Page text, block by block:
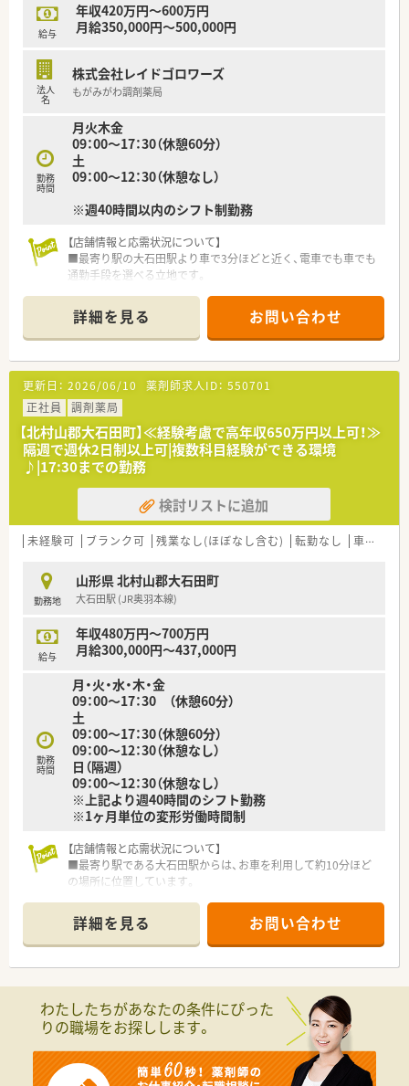
給与
年収420万円～600万円
月給350,000円～500,000円
法人
名
株式会社レイドゴロワーズ
もがみがわ調剤薬局
勤務
時間
月火木金
09：00～17：30（休憩60分）
土
09：00～12：30（休憩なし）
※週40時間以内のシフト制勤務
【店舗情報と応需状況について】
■最寄り駅の大石田駅より車で3分ほどと近く、電車でも車でも
通勤手段を選べる立地です。
度を応需しております。
■現在は常勤薬剤師が1名体制で勤務しており、欠員補充のため
新たな仲間を急募しています。
【募集背景と求める人物像について】 ■欠員に伴う緊急募集のた
め、年齢や性別、経験を問わず意欲のある方を幅広く歓迎しま
す。
■患者様との会話を大切にし、地域支援体制加算などの要件を理
解し実践できる方を求めています。
■互いに助け合う精神を持ち、円滑なコミュニケーションでチー
ムワーク良く働ける方が向いています。
【法人特徴について】
■山形県内に11店舗を展開しており、クリニック門前を中心に
安定した経営を続けています。
護相談にも積極的に注力しています。
■温厚で優しいスタッフが多く在籍しており、人間関係が良好で
非常に馴染みやすい環境です。
【求人情報について】
■正社員としての採用で、経験等をしっかりと考慮し年収420万
■水曜日と日曜日が固定の休みとなる完全週休2日制で、プライ
ベートの時間も確保できます。
■年間休日は120日以上確保されており、ワークライフバランス
を重視する方に最適な環境です。
詳細を見る お問い合わせ
更新日： 2026/06/10 薬剤師求人ID： 550701
正社員
調剤薬局
【北村山郡大石田町】≪経験考慮で高年収650万円以上可！≫
隔週で週休2日制以上可|複数科目経験ができる環境
♪|17:30までの勤務
検討リストに追加
未経験可 ブランク可 残業なし(ほぼなし含む) 転勤なし 車通勤可
勤務地
山形県 北村山郡大石田町
大石田駅 (JR奥羽本線)
給与
年収480万円～700万円
月給300,000円～437,000円
勤務
時間
月・火・水・木・金
09：00～17：30 （休憩60分）
土
09：00～17：30（休憩60分）
09：00～12：30（休憩なし）
日（隔週）
09：00～12：30（休憩なし）
※上記より週40時間のシフト勤務
※1ヶ月単位の変形労働時間制
【店舗情報と応需状況について】
■最寄り駅である大石田駅からは、お車を利用して約10分ほど
の場所に位置しています。
処方箋を応需しています。
■薬剤師2名と医療事務3名が在籍し、1日あたり約50枚の処方箋
に対応しています。
■今回は、さらなる地域医療への貢献と体制強化を目指した欠員
補充のための募集です。
■在宅医療にも積極的に取り組んでいただける、フットワークの
■将来的にマネジメント業務にも挑戦したいという意欲のある
方を求めております。
詳細を見る お問い合わせ
わたしたちがあなたの条件にぴった
りの職場をお探しします。